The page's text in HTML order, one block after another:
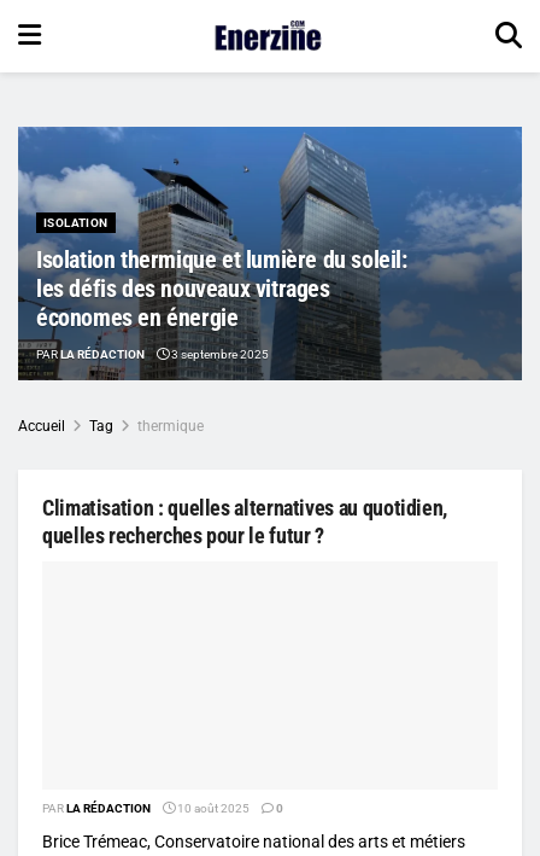
ISOLATION
Isolation thermique et lumière du soleil:
les défis des nouveaux vitrages
économes en énergie
PARLA RÉDACTION 3 septembre 2025
Accueil Tag thermique
Climatisation : quelles alternatives au quotidien,
quelles recherches pour le futur ?
PARLA RÉDACTION 10 août 2025 0
Brice Trémeac, Conservatoire national des arts et métiers